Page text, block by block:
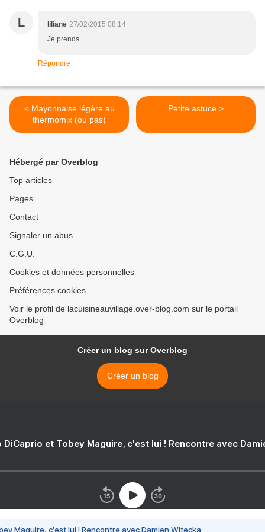
L liliane 27/02/2015 08:14
Je prends....
Répondre
< Mayonnaise légère au
thermomix (ou pas)
Petite astuce >
Hébergé par Overblog
Top articles
Pages
Contact
Signaler un abus
C.G.U.
Cookies et données personnelles
Préférences cookies
Voir le profil de lacuisineauvillage.over-blog.com sur le portail
Overblog
Créer un blog sur Overblog
Créer un blog
DiCaprio et Tobey Maguire, c'est lui ! Rencontre avec
Maguire, c'est lui ! Rencontre avec Damien Witecka